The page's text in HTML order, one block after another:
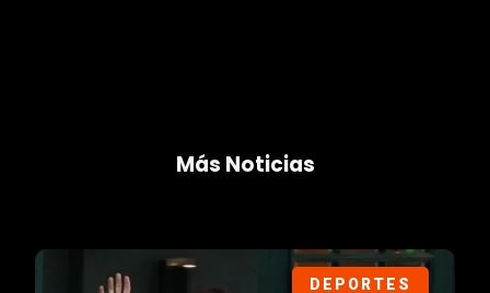
Más Noticias
DEPORTES